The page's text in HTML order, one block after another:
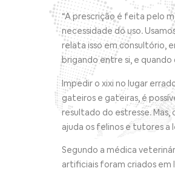
“A prescrição é feita pelo
necessidade do uso.
relata isso em consultório,
brigando entre si, e
Impedir o xixi no lugar
gateiros e gateiras, é
resultado do estresse.
ajuda os felinos e tutores a
Segundo a médica
artificiais foram criados em